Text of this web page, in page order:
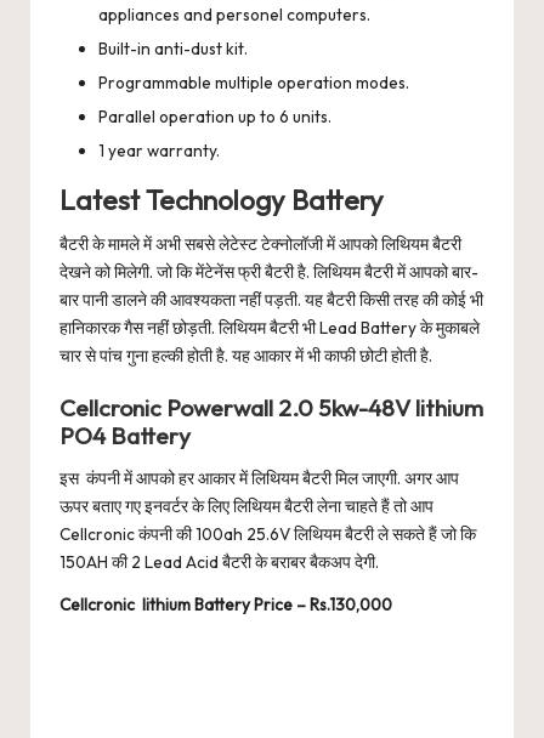
appliances and personel computers.
Built-in anti-dust kit.
Programmable multiple operation modes.
Parallel operation up to 6 units.
1 year warranty.
Latest Technology Battery
बैटरी के मामले में अभी सबसे लेटेस्ट टेक्नोलॉजी में आपको लिथियम बैटरी
देखने को मिलेगी. जो कि मेंटेनेंस फ्री बैटरी है. लिथियम बैटरी में आपको बार-
बार पानी डालने की आवश्यकता नहीं पड़ती. यह बैटरी किसी तरह की कोई भी
हानिकारक गैस नहीं छोड़ती. लिथियम बैटरी भी Lead Battery के मुकाबले
चार से पांच गुना हल्की होती है. यह आकार में भी काफी छोटी होती है.
Cellcronic Powerwall 2.0 5kw-48V lithium
PO4 Battery
इस कंपनी में आपको हर आकार में लिथियम बैटरी मिल जाएगी. अगर आप
ऊपर बताए गए इनवर्टर के लिए लिथियम बैटरी लेना चाहते हैं तो आप
Cellcronic कंपनी की 100ah 25.6V लिथियम बैटरी ले सकते हैं जो कि
150AH की 2 Lead Acid बैटरी के बराबर बैकअप देगी.
Cellcronic lithium Battery Price – Rs.130,000